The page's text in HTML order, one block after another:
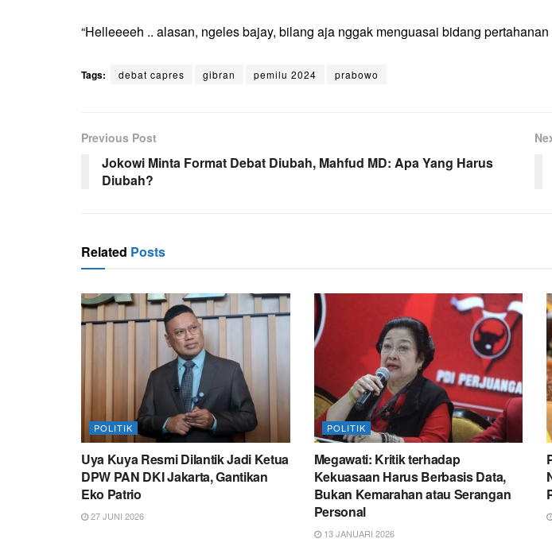
“Helleeeeh .. alasan, ngeles bajay, bilang aja nggak menguasai bidang
Tags: debat capres gibran pemilu 2024 prabowo
Previous Post
Jokowi Minta Format Debat Diubah, Mahfud MD: Apa Yang Harus
Diubah?
Related Posts
POLITIK
Uya Kuya Resmi Dilantik Jadi Ketua
DPW PAN DKI Jakarta, Gantikan
Eko Patrio
27 JUNI 2026
POLITIK
Megawati: Kritik terhadap
Kekuasaan Harus Berbasis Data,
Bukan Kemarahan atau Serangan
Personal
13 JANUARI 2026